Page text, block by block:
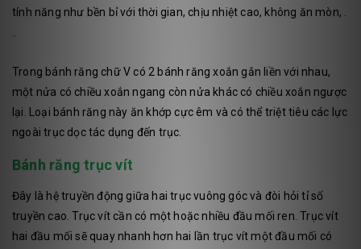
tính năng như bền bỉ với thời gian, chịu nhiệt cao, không ăn mòn, .
..
Trong bánh răng chữ V có 2 bánh răng xoắn gắn liền với nhau,
một nửa có chiều xoắn ngang còn nửa khác có chiều xoắn ngược
lại. Loại bánh răng này ăn khớp cực êm và có thể triệt tiêu các lực
ngoài trục dọc tác dụng đến trục.
Bánh răng trục vít
Đây là hệ truyền động giữa hai trục vuông góc và đòi hỏi tỉ số
truyền cao. Trục vít cần có một hoặc nhiều đầu mối ren. Trục vít
hai đầu mối sẽ quay nhanh hơn hai lần trục vít một đầu mối có